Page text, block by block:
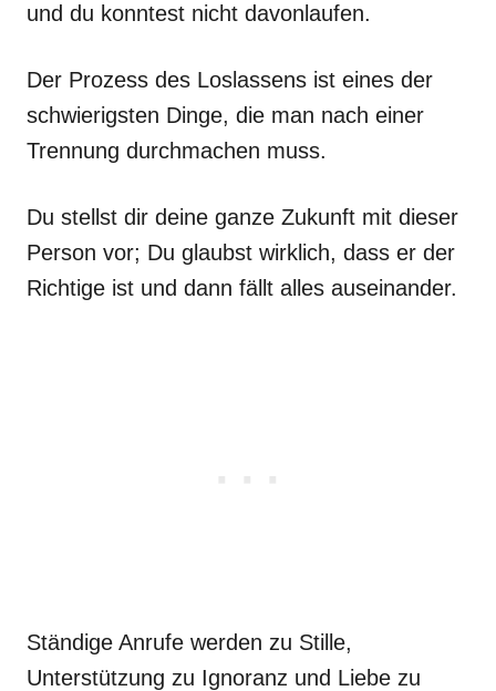
und du konntest nicht davonlaufen.
Der Prozess des Loslassens ist eines der
schwierigsten Dinge, die man nach einer
Trennung durchmachen muss.
Du stellst dir deine ganze Zukunft mit dieser
Person vor; Du glaubst wirklich, dass er der
Richtige ist und dann fällt alles auseinander.
Ständige Anrufe werden zu Stille,
Unterstützung zu Ignoranz und Liebe zu